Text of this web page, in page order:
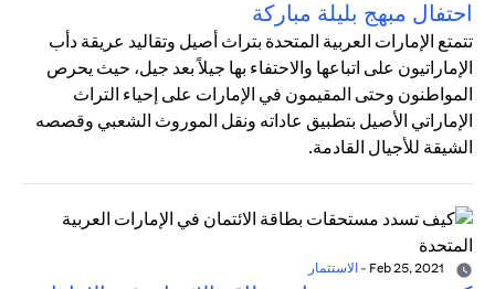
احتفال مبهج بليلة مباركة
تتمتع الإمارات العربية المتحدة بتراث أصيل وتقاليد عريقة دأب
الإماراتيون على اتباعها والاحتفاء بها جيلاً بعد جيل، حيث يحرص
المواطنون وحتى المقيمون في الإمارات على إحياء التراث
الإماراتي الأصيل بتطبيق عاداته ونقل الموروث الشعبي وقصصه
الشيقة للأجيال القادمة.
- الاستثمار